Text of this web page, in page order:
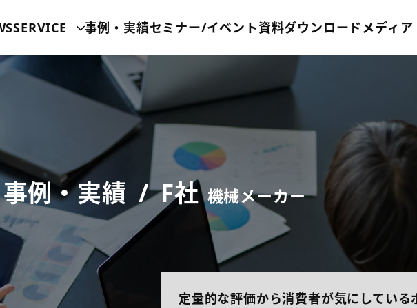
SERVICE 事例・実績セミナー/イベント資料ダウンロード メディア
事例・実績 F社 機械メーカー
定量的な評価から消費者が気にしている